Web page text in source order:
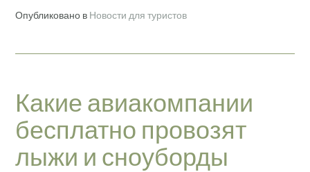
Опубликовано в Новости для туристов
Какие авиакомпании
бесплатно провозят
лыжи и сноуборды